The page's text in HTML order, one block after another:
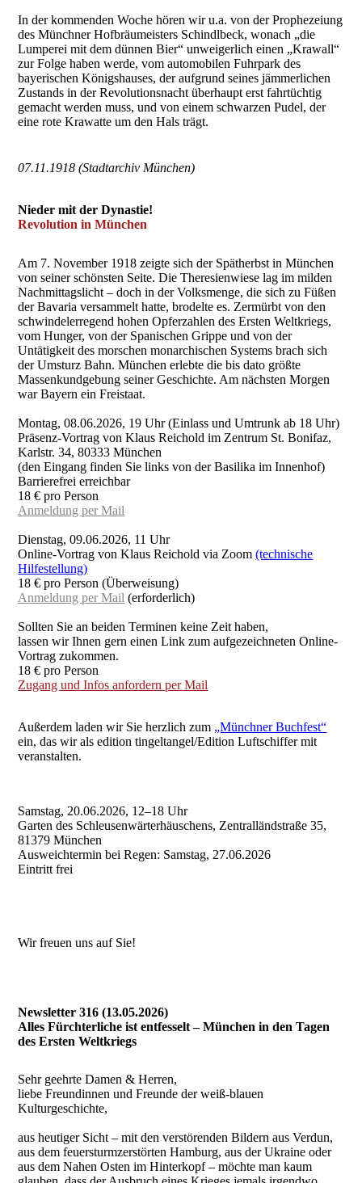
In der kommenden Woche hören wir u.a. von der Prophezeiung
des Münchner Hofbräumeisters Schindlbeck, wonach „die
Lumperei mit dem dünnen Bier“ unweigerlich einen „Krawall“
zur Folge haben werde, vom automobilen Fuhrpark des
bayerischen Königshauses, der aufgrund seines jämmerlichen
Zustands in der Revolutionsnacht überhaupt erst fahrtüchtig
gemacht werden muss, und von einem schwarzen Pudel, der
eine rote Krawatte um den Hals trägt.
07.11.1918 (Stadtarchiv München)
Nieder mit der Dynastie!
Revolution in München
Am 7. November 1918 zeigte sich der Spätherbst in München
von seiner schönsten Seite. Die Theresienwiese lag im milden
Nachmittagslicht – doch in der Volksmenge, die sich zu Füßen
der Bavaria versammelt hatte, brodelte es. Zermürbt von den
schwindelerregend hohen Opferzahlen des Ersten Weltkriegs,
vom Hunger, von der Spanischen Grippe und von der
Untätigkeit des morschen monarchischen Systems brach sich
der Umsturz Bahn. München erlebte die bis dato größte
Massenkundgebung seiner Geschichte. Am nächsten Morgen
war Bayern ein Freistaat.
Montag, 08.06.2026, 19 Uhr (Einlass und Umtrunk ab 18 Uhr)
Präsenz-Vortrag von Klaus Reichold im Zentrum St. Bonifaz,
Karlstr. 34, 80333 München
(den Eingang finden Sie links von der Basilika im Innenhof)
Barrierefrei erreichbar
18 € pro Person
Anmeldung per Mail
Dienstag, 09.06.2026, 11 Uhr
Online-Vortrag von Klaus Reichold via Zoom(technische
Hilfestellung)
18 € pro Person (Überweisung)
Anmeldung per Mail (erforderlich)
Sollten Sie an beiden Terminen keine Zeit haben,
lassen wir Ihnen gern einen Link zum aufgezeichneten Online-
Vortrag zukommen.
18 € pro Person
Zugang und Infos anfordern per Mail
Außerdem laden wir Sie herzlich zum „Münchner Buchfest“
ein, das wir als edition tingeltangel/Edition Luftschiffer mit
veranstalten.
Samstag, 20.06.2026, 12–18 Uhr
Garten des Schleusenwärterhäuschens, Zentralländstraße 35,
81379 München
Ausweichtermin bei Regen: Samstag, 27.06.2026
Eintritt frei
Wir freuen uns auf Sie!
Newsletter 316 (13.05.2026)
Alles Fürchterliche ist entfesselt – München in den Tagen
des Ersten Weltkriegs
Sehr geehrte Damen & Herren,
liebe Freundinnen und Freunde der weiß-blauen
Kulturgeschichte,
aus heutiger Sicht – mit den verstörenden Bildern aus Verdun,
aus dem feuersturmzerstörten Hamburg, aus der Ukraine oder
aus dem Nahen Osten im Hinterkopf – möchte man kaum